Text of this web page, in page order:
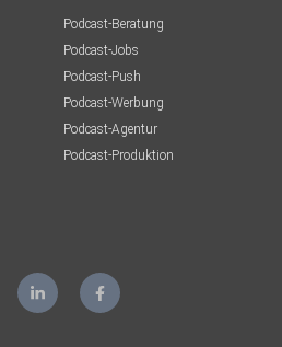
Podcast-Beratung
Podcast-Jobs
Podcast-Push
Podcast-Werbung
Podcast-Agentur
Podcast-Produktion